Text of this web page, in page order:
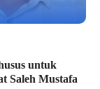
untuk
Saleh Mustafa